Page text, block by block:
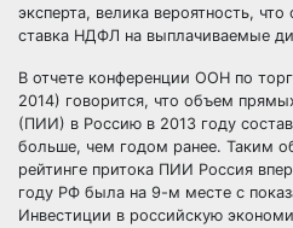
эксперта, велика вероятность,
ставка НДФЛ на выплачиваемые
В отчете конференции ООН по
2014) говорится, что объем
(ПИИ) в Россию в 2013 году
больше, чем годом ранее. Таким
рейтинге притока ПИИ Россия
году РФ была на 9-м месте с
Инвестиции в российскую